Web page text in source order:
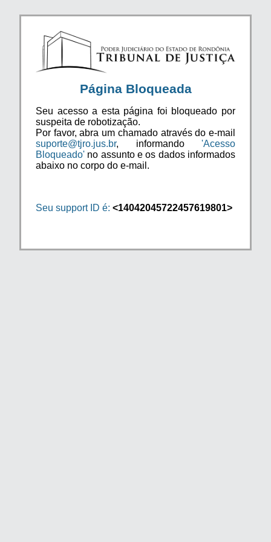
Página Bloqueada
Seu acesso a esta página foi bloqueado por
suspeita de robotização.
Por favor, abra um chamado através do e-mail
suporte@tjro.jus.br, informando 'Acesso
Bloqueado' no assunto e os dados informados
abaixo no corpo do e-mail.
Seu support ID é: <14042045722457619801>